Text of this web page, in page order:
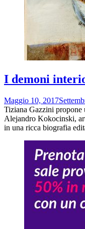
I demoni
Maggio 10, 2017
Tiziana Gazzini
Alejandro Kokocinski,
in una ricca biografia